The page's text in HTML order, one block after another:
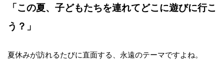
「この夏、子どもたちを連れてどこに遊びに行こ
う？」
夏休みが訪れるたびに直面する、永遠のテーマですよね。